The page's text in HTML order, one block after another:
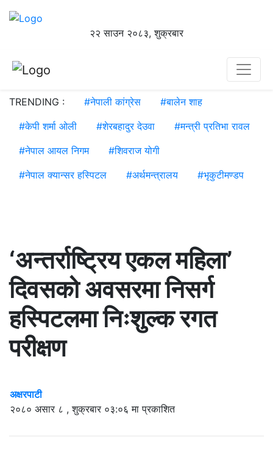
२२ साउन २०८३, शुक्रबार
TRENDING : #नेपाली कांग्रेस #बालेन शाह
#केपी शर्मा ओली #शेरबहादुर देउवा #मन्त्री प्रतिभा रावल
#नेपाल आयल निगम #शिवराज योगी
#नेपाल क्यान्सर हस्पिटल #अर्थमन्त्रालय #भृकुटीमण्डप
‘अन्तर्राष्ट्रिय एकल महिला’
दिवसको अवसरमा निसर्ग
हस्पिटलमा निःशुल्क रगत
परीक्षण
अक्षरपाटी
२०८० असार ८ , शुक्रबार ०३:०६ मा प्रकाशित